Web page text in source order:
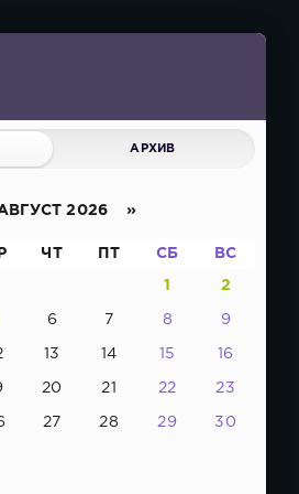
АРХИВ
2026 »
ЧТ ПТ СБ ВС
1 2
6 7 8 9
13 14 15 16
20 21 22 23
27 28 29 30